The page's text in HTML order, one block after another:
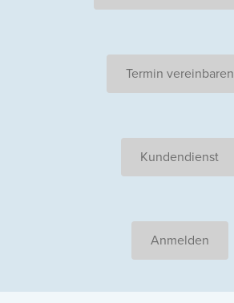
Termin vereinbaren
Kundendienst
Anmelden